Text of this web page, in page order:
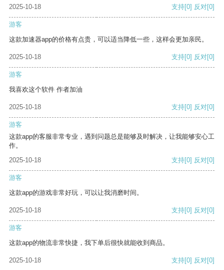
2025-10-18 支持[0] 反对[0]
游客
这款加速器app的价格有点贵，可以适当降低一些，这样会更加亲民。
2025-10-18 支持[0] 反对[0]
游客
我喜欢这个软件 作者加油
2025-10-18 支持[0] 反对[0]
游客
这款app的客服非常专业，遇到问题总是能够及时解决，让我能够安心工
作。
2025-10-18
支持[0] 反对[0]
游客
这款app的游戏非常好玩，可以让我消磨时间。
2025-10-18 支持[0] 反对[0]
游客
这款app的物流非常快捷，我下单后很快就能收到商品。
2025-10-18 支持[0] 反对[0]